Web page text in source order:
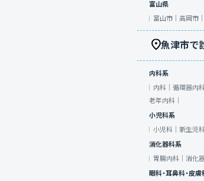
富山県
富山市｜ 高岡市｜
魚津市で
内科系
内科｜ 循環器内科
老年内科｜
小児科系
小児科｜ 新生児科
消化器科系
胃腸内科｜ 消化
眼科・耳鼻科・皮